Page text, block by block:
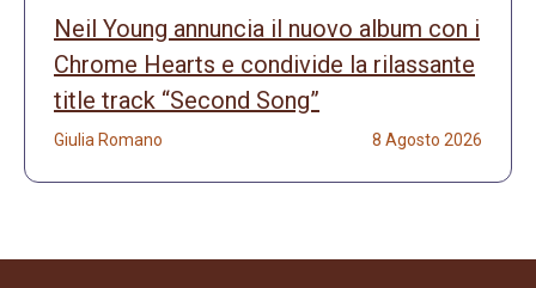
Neil Young annuncia il nuovo album con i
Chrome Hearts e condivide la rilassante
title track “Second Song”
Giulia Romano 8 Agosto 2026